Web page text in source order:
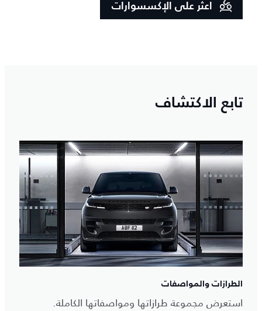
اعثر على الإكسسوارات
تابع الاكتشاف
الطرازات والمواصفات
استعرض مجموعة طرازاتها ومواصفاتها الكاملة.